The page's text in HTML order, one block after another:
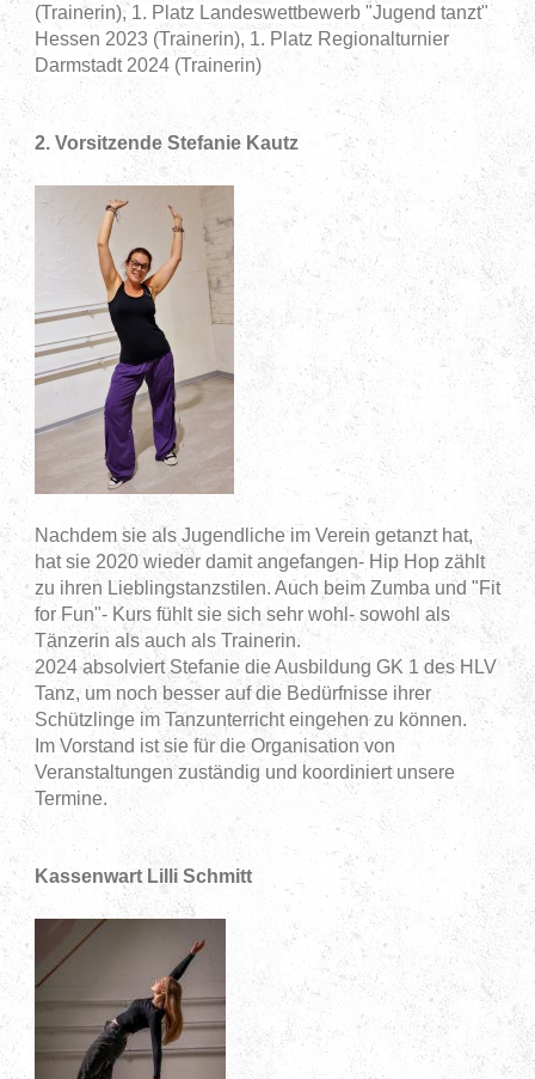
(Trainerin), 1. Platz Landeswettbewerb "Jugend tanzt"
Hessen 2023 (Trainerin), 1. Platz Regionalturnier
Darmstadt 2024 (Trainerin)
2. Vorsitzende Stefanie Kautz
Nachdem sie als Jugendliche im Verein getanzt hat,
hat sie 2020 wieder damit angefangen- Hip Hop zählt
zu ihren Lieblingstanzstilen. Auch beim Zumba und "Fit
for Fun"- Kurs fühlt sie sich sehr wohl- sowohl als
Tänzerin als auch als Trainerin.
2024 absolviert Stefanie die Ausbildung GK 1 des HLV
Tanz, um noch besser auf die Bedürfnisse ihrer
Schützlinge im Tanzunterricht eingehen zu können.
Im Vorstand ist sie für die Organisation von
Veranstaltungen zuständig und koordiniert unsere
Termine.
Kassenwart Lilli Schmitt